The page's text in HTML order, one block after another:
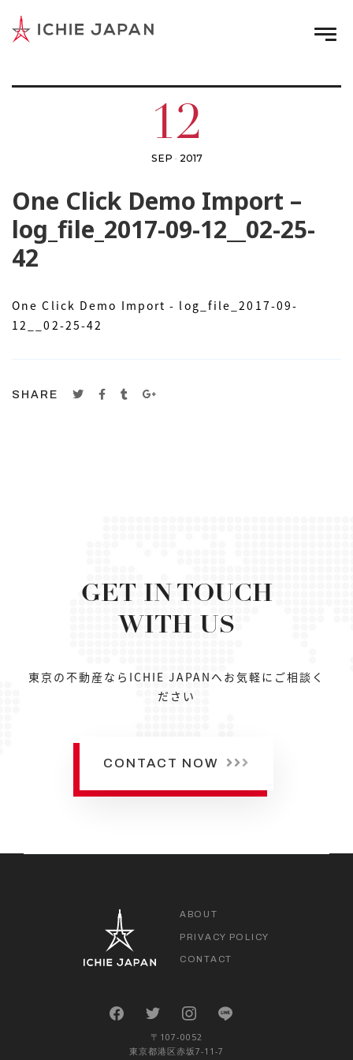
12
SEP - 2017
One Click Demo Import –
log_file_2017-09-12__02-25-
42
One Click Demo Import - log_file_2017-09-
12__02-25-42
SHARE
GET IN TOUCH
WITH US
東京の不動産ならICHIE JAPANへお気軽にご相談く
ださい
CONTACT NOW
ABOUT
PRIVACY POLICY
CONTACT
〒107-0052
東京都港区赤坂7-11-7